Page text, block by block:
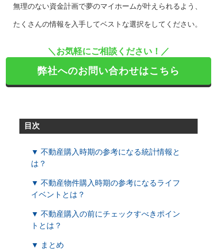
無理のない資金計画で夢のマイホームが叶えられるよう、
たくさんの情報を入手してベストな選択をしてください。
＼お気軽にご相談ください！／
弊社へのお問い合わせはこちら
目次
▼ 不動産購入時期の参考になる統計情報と
は？
▼ 不動産物件購入時期の参考になるライフ
イベントとは？
▼ 不動産購入の前にチェックすべきポイン
トとは？
▼ まとめ